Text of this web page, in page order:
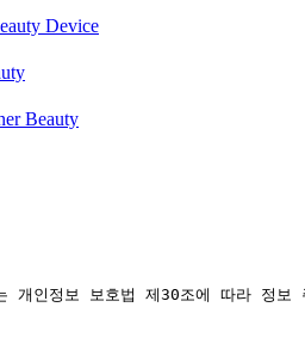
Device
Beauty
개인정보 보호법 제30조에 따라 정